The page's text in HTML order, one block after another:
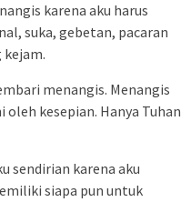
karena aku harus
suka, gebetan, pacaran
kejam.
menangis. Menangis
kesepian. Hanya Tuhan
sendirian karena aku
siapa pun untuk